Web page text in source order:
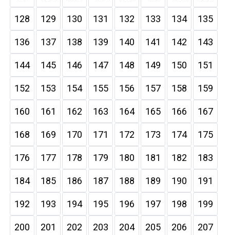
128 129 130 131 132 133 134 135
136 137 138 139 140 141 142 143
144 145 146 147 148 149 150 151
152 153 154 155 156 157 158 159
160 161 162 163 164 165 166 167
168 169 170 171 172 173 174 175
176 177 178 179 180 181 182 183
184 185 186 187 188 189 190 191
192 193 194 195 196 197 198 199
200 201 202 203 204 205 206 207